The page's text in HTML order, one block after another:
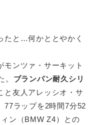
たと…何かととやかく
モンツァ・サーキット
。 ブランパン耐久シリ
と友人アレッシオ・サ
77ラップを2時間7分52
ン（BMW Z4）との